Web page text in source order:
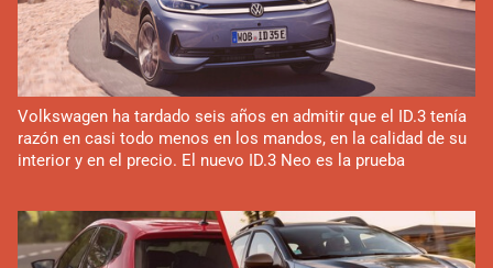
Volkswagen ha tardado seis años en admitir que el ID.3 tenía
razón en casi todo menos en los mandos, en la calidad de su
interior y en el precio. El nuevo ID.3 Neo es la prueba